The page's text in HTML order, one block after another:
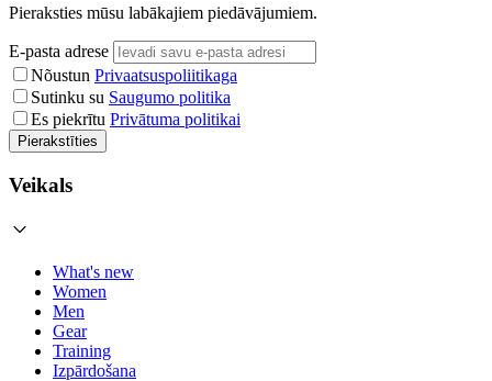
Pieraksties mūsu labākajiem piedāvājumiem.
E-pasta adrese
Nõustun Privaatsuspoliitikaga
Sutinku su Saugumo politika
Es piekrītu Privātuma politikai
Pierakstīties
Veikals
What's new
Women
Men
Gear
Training
Izpārdošana